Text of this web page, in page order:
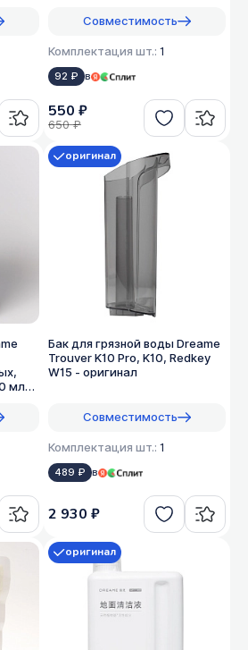
Совместимость
Комплектация шт.: 1
92 ₽ в
550 ₽
650 ₽
мл
Бак для грязной воды Dreame
Trouver K10 Pro, K10, Redkey
W15 - оригинал
Совместимость
Комплектация шт.: 1
489 ₽ в
оригинал
2 930 ₽
оригинал